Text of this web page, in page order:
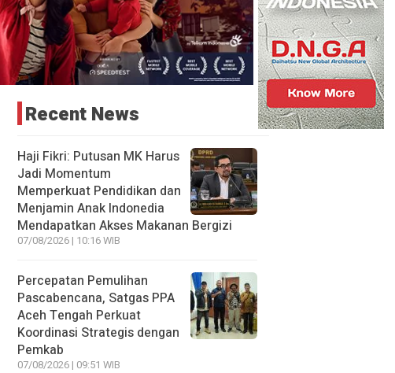
Recent News
Haji Fikri: Putusan MK Harus
Jadi Momentum
Memperkuat Pendidikan dan
Menjamin Anak Indonedia
Mendapatkan Akses Makanan Bergizi
07/08/2026 | 10:16 WIB
Percepatan Pemulihan
Pascabencana, Satgas PPA
Aceh Tengah Perkuat
Koordinasi Strategis dengan
Pemkab
07/08/2026 | 09:51 WIB